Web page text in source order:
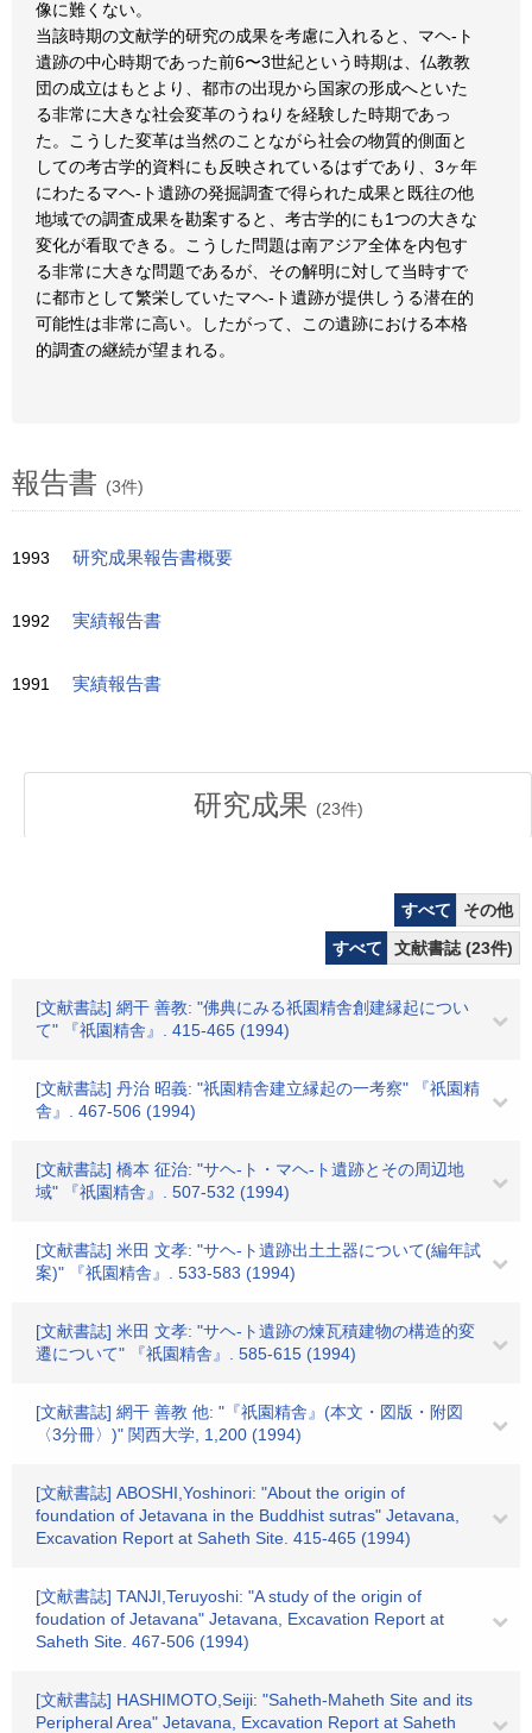
像に難くない。
当該時期の文献学的研究の成果を考慮に入れると、マヘ-ト
遺跡の中心時期であった前6〜3世紀という時期は、仏教教
団の成立はもとより、都市の出現から国家の形成へといた
る非常に大きな社会変革のうねりを経験した時期であっ
た。こうした変革は当然のことながら社会の物質的側面と
しての考古学的資料にも反映されているはずであり、3ヶ年
にわたるマヘ-ト遺跡の発掘調査で得られた成果と既往の他
地域での調査成果を勘案すると、考古学的にも1つの大きな
変化が看取できる。こうした問題は南アジア全体を内包す
る非常に大きな問題であるが、その解明に対して当時すで
に都市として繁栄していたマヘ-ト遺跡が提供しうる潜在的
可能性は非常に高い。したがって、この遺跡における本格
的調査の継続が望まれる。
報告書 (3件)
1993 研究成果報告書概要
1992 実績報告書
1991 実績報告書
研究成果 (23件)
すべて
その他
すべて
文献書誌 (23件)
[文献書誌] 網干 善教: "佛典にみる祇園精舎創建縁起につい
て" 『祇園精舎』. 415-465 (1994)
[文献書誌] 丹治 昭義: "祇園精舎建立縁起の一考察" 『祇園精
舎』. 467-506 (1994)
[文献書誌] 橋本 征治: "サヘ-ト・マヘ-ト遺跡とその周辺地
域" 『祇園精舎』. 507-532 (1994)
[文献書誌] 米田 文孝: "サヘ-ト遺跡出土土器について(編年試
案)" 『祇園精舎』. 533-583 (1994)
[文献書誌] 米田 文孝: "サヘ-ト遺跡の煉瓦積建物の構造的変
遷について" 『祇園精舎』. 585-615 (1994)
[文献書誌] 網干 善教 他: "『祇園精舎』(本文・図版・附図
〈3分冊〉)" 関西大学, 1,200 (1994)
[文献書誌] ABOSHI,Yoshinori: "About the origin of
foundation of Jetavana in the Buddhist sutras" Jetavana,
Excavation Report at Saheth Site. 415-465 (1994)
[文献書誌] TANJI,Teruyoshi: "A study of the origin of
foudation of Jetavana" Jetavana, Excavation Report at
Saheth Site. 467-506 (1994)
[文献書誌] HASHIMOTO,Seiji: "Saheth-Maheth Site and its
Peripheral Area" Jetavana, Excavation Report at Saheth